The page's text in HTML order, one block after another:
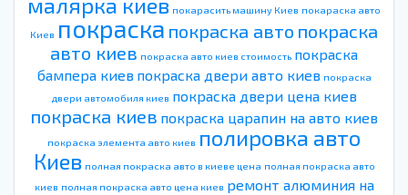
покарасить машину Киев покараска авто
Киев покраска покраска авто покраска
авто киев покраска авто киев стоимость покраска
бампера киев покраска двери авто киев покраска
двери автомобиля киев покраска двери цена киев
покраска киев покраска царапин на авто киев
покраска элемента авто киев полировка авто
Киев полная покраска авто в киеве цена полная покраска авто
киев полная покраска авто цена киев ремонт алюминия на